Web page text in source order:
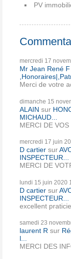
PV
mercredi 17
Mr Jean René F
Merci de votre
dimanche 15
ALAIN sur
MICHAUD...
MERCI DE
mercredi 17 juin
D cartier sur
INSPECTEUR...
MERCI DE
lundi 15 juin 2020
D cartier sur
INSPECTEUR...
excellent
samedi 23
laurent R sur
l...
MERCI DES